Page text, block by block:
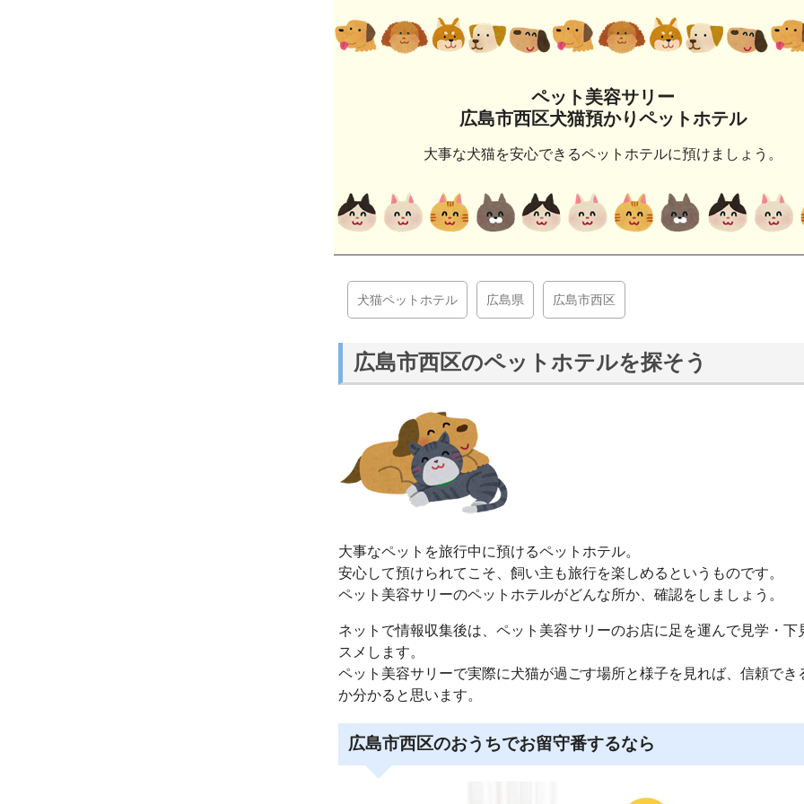
ペット美容サリー
広島市西区犬猫預かりペットホテル
大事な犬猫を安心できるペットホテルに預けましょう。
犬猫ペットホテル 広島県 広島市西区
広島市西区のペットホテルを探そう
大事なペットを旅行中に預けるペットホテル。
安心して預けられてこそ、飼い主も旅行を楽しめるというものです。
ペット美容サリーのペットホテルがどんな所か、確認をしましょう。
ネットで情報収集後は、ペット美容サリーのお店に足を運んで見学・下
スメします。
ペット美容サリーで実際に犬猫が過ごす場所と様子を見れば、信頼でき
か分かると思います。
広島市西区のおうちでお留守番するなら